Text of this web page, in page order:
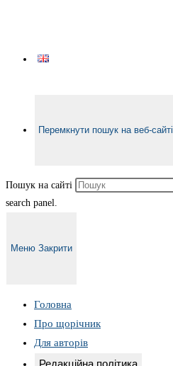
Перемкнути пошук на веб-сайті
Пошук на сайті
search panel.
Меню Закрити
Головна
Про щорічник
Для авторів
Редакційна політика